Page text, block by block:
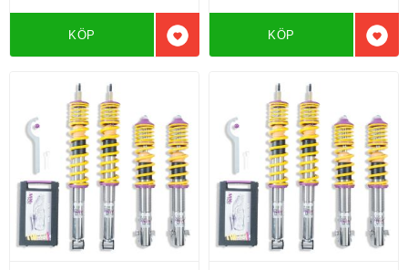
Lägg till i favoriter
KÖP KÖP